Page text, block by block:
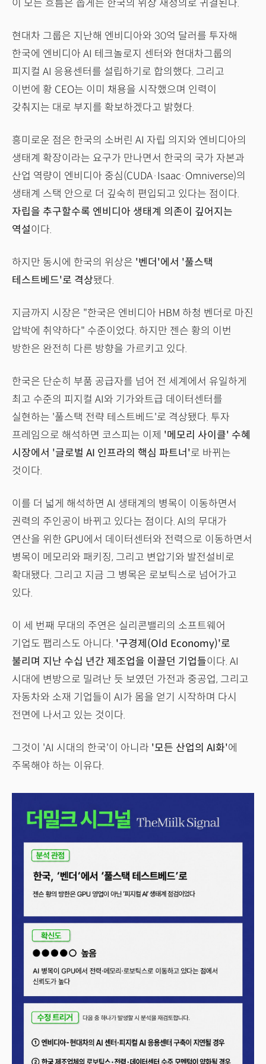
이 모든 흐름은 좁게는 한국의 위상 재정의로 귀결된다.
현대차 그룹은 지난해 엔비디아와 30억 달러를 투자해
한국에 엔비디아 AI 테크놀로지 센터와 현대차그룹의
피지컬 AI 응용센터를 설립하기로 합의했다. 그리고
이번에 황 CEO는 이미 채용을 시작했으며 인력이
갖춰지는 대로 부지를 확보하겠다고 밝혔다.
흥미로운 점은 한국의 소버린 AI 자립 의지와 엔비디아의
생태계 확장이라는 요구가 만나면서 한국의 국가 자본과
산업 역량이 엔비디아 중심(CUDA·Isaac·Omniverse)의
생태계 스택 안으로 더 깊숙히 편입되고 있다는 점이다.
자립을 추구할수록 엔비디아 생태계 의존이 깊어지는
역설이다.
하지만 동시에 한국의 위상은 '벤더'에서 '풀스택
테스트베드'로 격상됐다.
지금까지 시장은 "한국은 엔비디아 HBM 하청 벤더로 마진
압박에 취약하다" 수준이었다. 하지만 젠슨 황의 이번
방한은 완전히 다른 방향을 가르키고 있다.
한국은 단순히 부품 공급자를 넘어 전 세계에서 유일하게
최고 수준의 피지컬 AI와 기가와트급 데이터센터를
실현하는 '풀스택 전략 테스트베드'로 격상됐다. 투자
프레임으로 해석하면 코스피는 이제 '메모리 사이클' 수혜
시장에서 '글로벌 AI 인프라의 핵심 파트너'로 바뀌는
것이다.
이를 더 넓게 해석하면 AI 생태계의 병목이 이동하면서
권력의 주인공이 바뀌고 있다는 점이다. AI의 무대가
연산을 위한 GPU에서 데이터센터와 전력으로 이동하면서
병목이 메모리와 패키징, 그리고 변압기와 발전설비로
확대됐다. 그리고 지금 그 병목은 로보틱스로 넘어가고
있다.
이 세 번째 무대의 주연은 실리콘밸리의 소프트웨어
기업도 팹리스도 아니다. '구경제(Old Economy)'로
불리며 지난 수십 년간 제조업을 이끌던 기업들이다. AI
시대에 변방으로 밀려난 듯 보였던 가전과 중공업, 그리고
자동차와 소재 기업들이 AI가 몸을 얻기 시작하며 다시
전면에 나서고 있는 것이다.
그것이 'AI 시대의 한국'이 아니라 '모든 산업의 AI화'에
주목해야 하는 이유다.